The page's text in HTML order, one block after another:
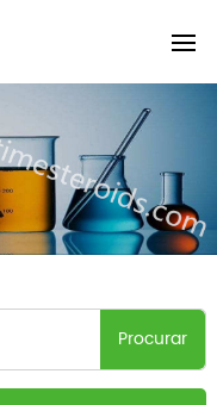
Procurar